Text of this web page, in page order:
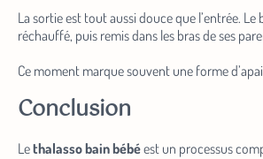
réchauffé, puis remis dans les bras de ses
Ce moment marque souvent une forme
Conclusion
profondément humain.